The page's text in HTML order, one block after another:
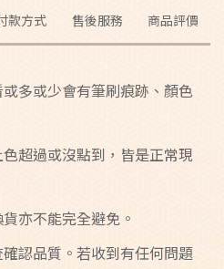
款方式 售後服務 商品評價
多或少會有筆刷痕跡、顏色
超過或沒點到，皆是正常現
亦不能完全避免。
認品質。若收到有任何問題